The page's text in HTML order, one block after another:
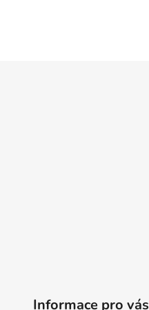
Informace pro vás